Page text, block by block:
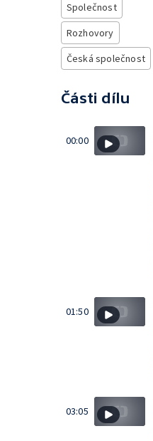
Společnost
Rozhovory
Česká společnost
Části dílu
00:00
01:50
03:05